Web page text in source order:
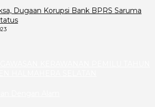
Dugaan Korupsi Bank BPRS Saruma